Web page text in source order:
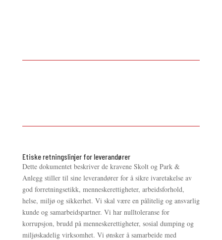
Etiske retningslinjer for leverandører
Dette dokumentet beskriver de kravene Skolt og Park &
Anlegg stiller til sine leverandører for å sikre ivaretakelse av
god forretningsetikk, menneskerettigheter, arbeidsforhold,
helse, miljø og sikkerhet. Vi skal være en pålitelig og ansvarlig
kunde og samarbeidspartner. Vi har nulltoleranse for
korrupsjon, brudd på menneskerettigheter, sosial dumping og
miljøskadelig virksomhet. Vi ønsker å samarbeide med